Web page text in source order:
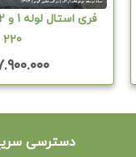
220
۷.۹۰۰.۰۰۰
دسترسی